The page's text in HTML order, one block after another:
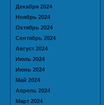
Декабря 2024
Ноябрь 2024
Октябрь 2024
Сентябрь 2024
Август 2024
Июль 2024
Июнь 2024
Май 2024
Апрель 2024
Март 2024